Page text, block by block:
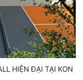
HIỆN ĐẠI TẠI KON